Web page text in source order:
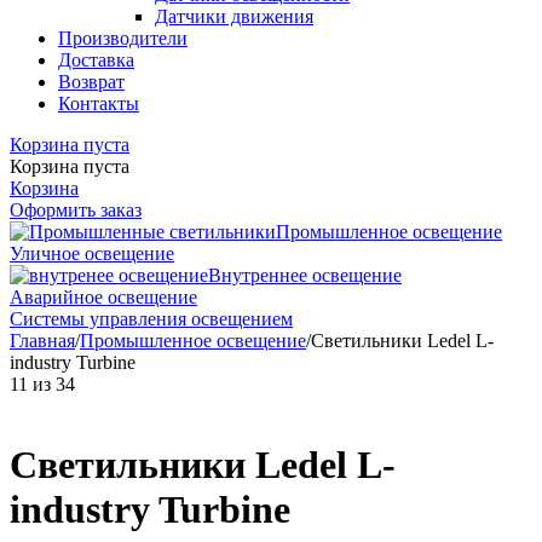
Датчики движения
Производители
Доставка
Возврат
Контакты
Корзина пуста
Корзина пуста
Корзина
Оформить заказ
Промышленное освещение
Уличное освещение
Внутреннее освещение
Аварийное освещение
Системы управления освещением
Главная/Промышленное освещение/Светильники Ledel L-
industry Turbine
11 из 34
Светильники Ledel L-
industry Turbine